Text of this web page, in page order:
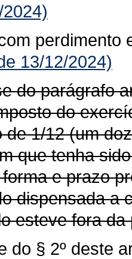
perdimento
13/12/2024)
do parágrafo
do
de 1/12 (um
que tenha
e prazo
dispensada a
esteve fora
do § 2º deste